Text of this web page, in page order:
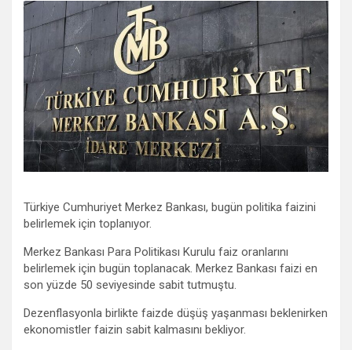
Türkiye Cumhuriyet Merkez Bankası, bugün politika faizini
belirlemek için toplanıyor.
Merkez Bankası Para Politikası Kurulu faiz oranlarını
belirlemek için bugün toplanacak. Merkez Bankası faizi en
son yüzde 50 seviyesinde sabit tutmuştu.
Dezenflasyonla birlikte faizde düşüş yaşanması beklenirken
ekonomistler faizin sabit kalmasını bekliyor.